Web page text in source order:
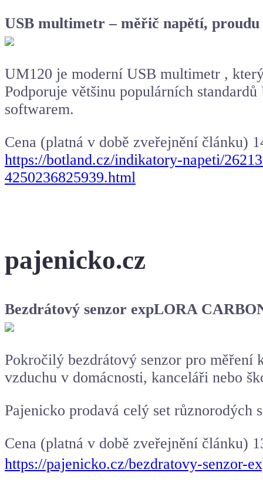
USB multimetr – měřič napětí,
UM120 je moderní USB multimetr ,
Podporuje většinu populárních
softwarem.
Cena (platná v době zveřejnění článku)
https://botland.cz/indikatory-napeti/
4250236825939.html
pajenicko.cz
Bezdrátový senzor expLORA
Pokročilý bezdrátový senzor pro
vzduchu v domácnosti, kanceláři nebo
Pajenicko prodavá celý set různorodých
Cena (platná v době zveřejnění článku)
https://pajenicko.cz/bezdratovy-senzor-